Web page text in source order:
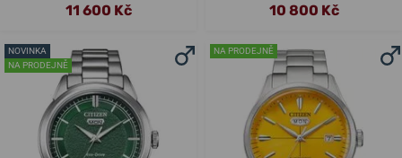
11 600 Kč 10 800 Kč
NOVINKA
NA PRODEJNĚ
NA PRODEJNĚ